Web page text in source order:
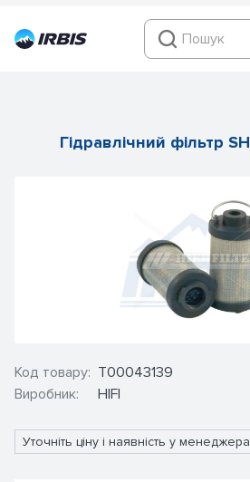
Гідравлічний фільтр
Код товару:
Виробник:
Т00043139
HIFI
Уточніть ціну і наявність у менеджера